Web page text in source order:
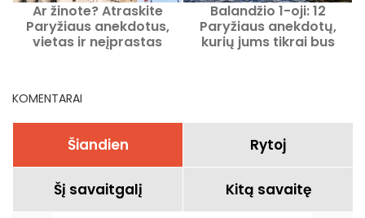
Ar žinote? Atraskite
Paryžiaus anekdotus,
vietas ir neįprastas
Balandžio 1-oji: 12
Paryžiaus anekdotų,
kurių jums tikrai bus
KOMENTARAI
Šiandien Rytoj
Šį savaitgalį Kitą savaitę